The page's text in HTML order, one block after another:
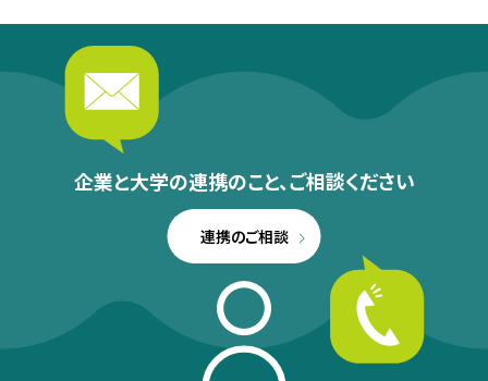
企業と大学の連携のこと、ご相談ください
連携のご相談